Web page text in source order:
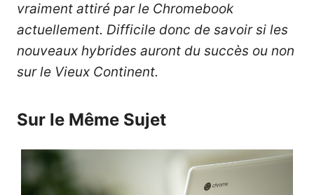
vraiment attiré par le Chromebook
actuellement. Difficile donc de savoir si les
nouveaux hybrides auront du succès ou non
sur le Vieux Continent.
Sur le Même Sujet